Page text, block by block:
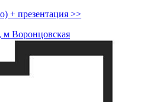
+ презентация >>
м Воронцовская